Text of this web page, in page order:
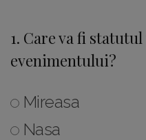
1. Care va fi
evenimentului?
Mireasa
Nasa